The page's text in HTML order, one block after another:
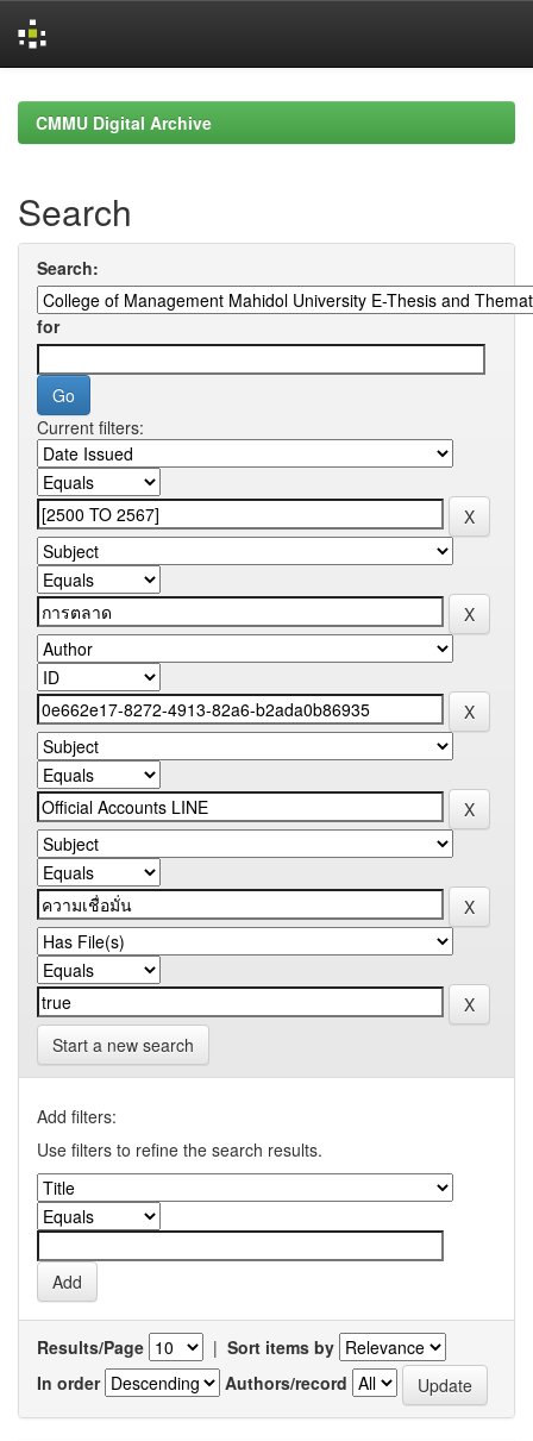
navigationCMMU Digital Archive
Search
Search:
for
Current filters:
Start a new search
Add filters:
Use filters to refine the search results.
Results/Page | Sort items by
In order
Authors/record